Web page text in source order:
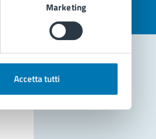
Marketing
Accetta tutti